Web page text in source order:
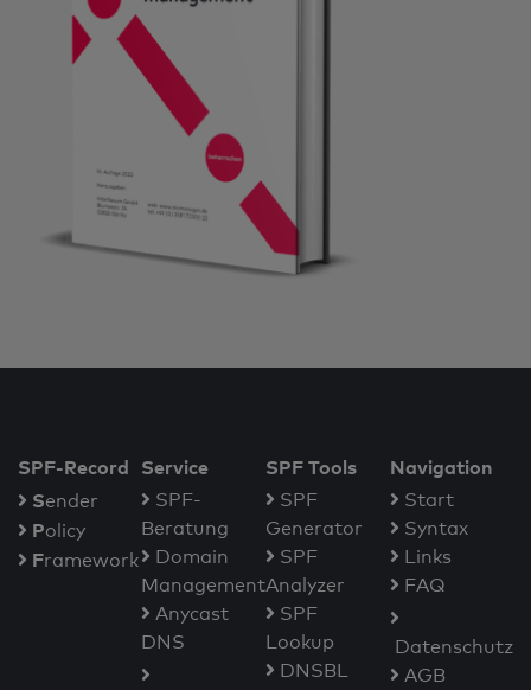
SPF-Record
Sender
Policy
Framework
Service
SPF-
Beratung
Domain
Management
Anycast
DNS
SPF Tools
SPF
Generator
SPF
Analyzer
SPF
Lookup
DNSBL
Navigation
Start
Syntax
Links
FAQ
Datenschutz
AGB